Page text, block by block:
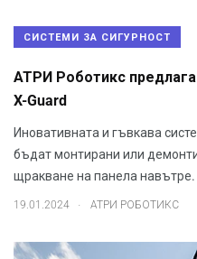
СИСТЕМИ ЗА СИГУРНОСТ
АТРИ Роботикс
X-Guard
Иновативната и гъвкава
бъдат монтирани или
щракване на панела навътре.
19.01.2024 . АТРИ РОБОТИКС